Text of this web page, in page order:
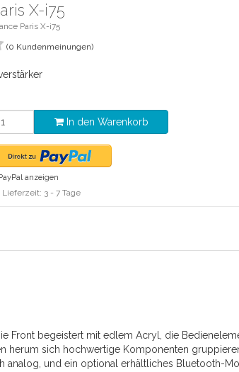
X-i75
Paris X-i75
(0 Kundenmeinungen)
In den Warenkorb
anzeigen
Lieferzeit: 3 - 7 Tage
Front begeistert mit edlem Acryl, die
herum sich hochwertige Komponenten
und ein optional erhältliches Bluetooth-